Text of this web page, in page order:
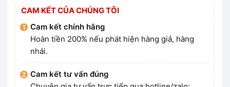
CAM KẾT CỦA CHÚNG TÔI
Cam kết chính hãng
Hoàn tiền 200% nếu phát hiện hàng giả, hàng
nhái.
Cam kết tư vấn đúng